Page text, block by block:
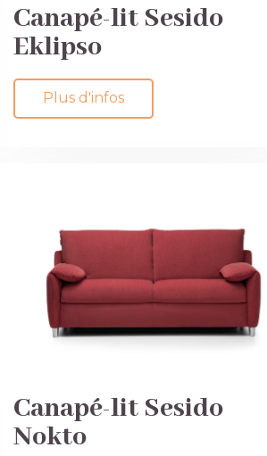
Canapé-lit Sesido
Eklipso
Plus d'infos
Canapé-lit Sesido
Nokto